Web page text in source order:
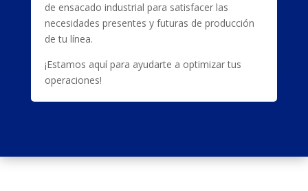
de ensacado industrial para satisfacer las
necesidades presentes y futuras de producción
de tu línea.
¡Estamos aquí para ayudarte a optimizar tus
operaciones!